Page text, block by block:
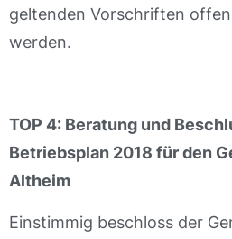
geltenden Vorschriften
werden.
TOP 4: Beratung und
Betriebsplan 2018 für den
Altheim
Einstimmig beschloss der